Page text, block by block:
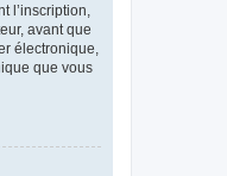
l’inscription,
avant que
électronique,
que vous